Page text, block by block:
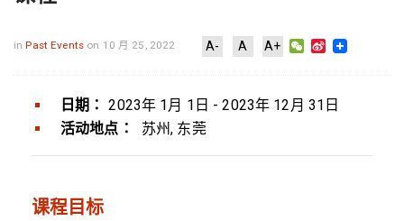
inPast Events on 10 月 25, 2022 A- A A+ WeChat
Sina
日期：
2023年 1月 1日 - 2023年 12月 31日
活动地点：
苏州, 东莞
课程目标